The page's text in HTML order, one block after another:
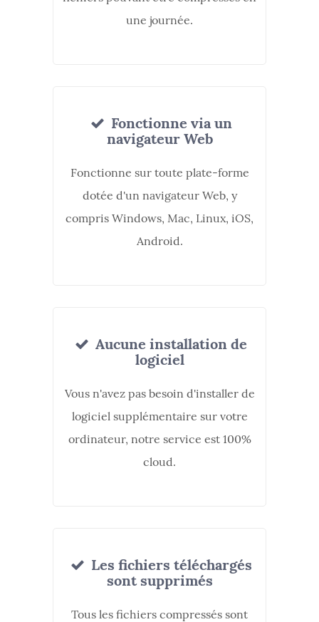
une journée.
Fonctionne via un
navigateur Web
Fonctionne sur toute plate-forme
dotée d'un navigateur Web, y
compris Windows, Mac, Linux, iOS,
Android.
Aucune installation de
logiciel
Vous n'avez pas besoin d'installer de
logiciel supplémentaire sur votre
ordinateur, notre service est 100%
cloud.
Les fichiers téléchargés
sont supprimés
Tous les fichiers compressés sont